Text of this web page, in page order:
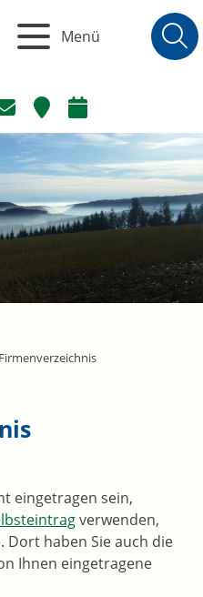
Menü
Firmenverzeichnis
eingetragen sein,
verwenden,
Dort haben Sie auch die
Ihnen eingetragene